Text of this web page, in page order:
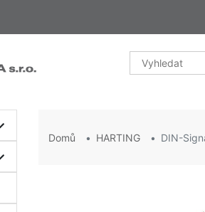
Domů HARTING DIN-